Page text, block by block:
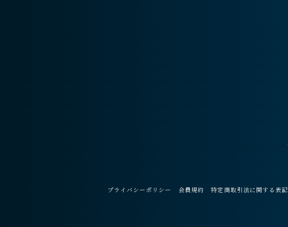
プライバシーポリシー 会員規約 特定商取引法に関する表記